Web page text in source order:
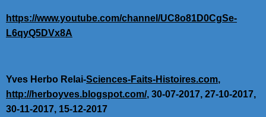
https://www.youtube.com/channel/UC8o81D0CgSe-
L6qyQ5DVx8A
Yves Herbo Relai-Sciences-Faits-Histoires.com,
http://herboyves.blogspot.com/, 30-07-2017, 27-10-2017,
30-11-2017, 15-12-2017